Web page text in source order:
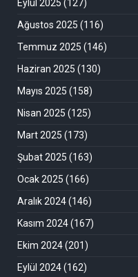
Eylül 2025 (127)
Ağustos 2025 (116)
Temmuz 2025 (146)
Haziran 2025 (130)
Mayıs 2025 (158)
Nisan 2025 (125)
Mart 2025 (173)
Şubat 2025 (163)
Ocak 2025 (166)
Aralık 2024(146)
Kasım 2024(167)
Ekim 2024(201)
Eylül 2024(162)